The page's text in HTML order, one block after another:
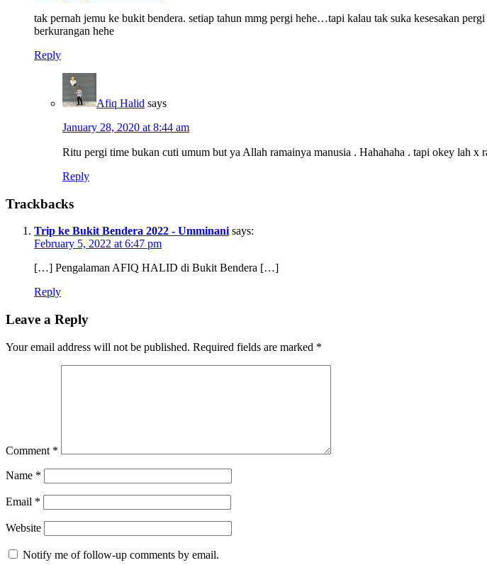
tak pernah jemu ke bukit bendera. setiap tahun mmg pergi hehe…tapi kalau tak suka kesesakan
berkurangan hehe
Reply
Afiq Halid says
January 28, 2020 at 8:44 am
Ritu pergi time bukan cuti umum but ya Allah ramainya manusia . Hahahaha . tapi okey lah x
Reply
Trackbacks
Trip ke Bukit Bendera 2022 - Umminani says:
February 5, 2022 at 6:47 pm
[…] Pengalaman AFIQ HALID di Bukit Bendera […]
Reply
Leave a Reply
Your email address will not be published. Required fields are marked *
Comment *
Name *
Email *
Website
Notify me of follow-up comments by email.